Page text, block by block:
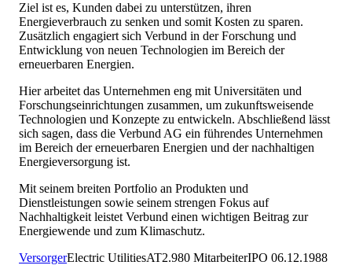
Ziel ist es, Kunden dabei zu unterstützen, ihren
Energieverbrauch zu senken und somit Kosten zu sparen.
Zusätzlich engagiert sich Verbund in der Forschung und
Entwicklung von neuen Technologien im Bereich der
erneuerbaren Energien.
Hier arbeitet das Unternehmen eng mit Universitäten und
Forschungseinrichtungen zusammen, um zukunftsweisende
Technologien und Konzepte zu entwickeln. Abschließend lässt
sich sagen, dass die Verbund AG ein führendes Unternehmen
im Bereich der erneuerbaren Energien und der nachhaltigen
Energieversorgung ist.
Mit seinem breiten Portfolio an Produkten und
Dienstleistungen sowie seinem strengen Fokus auf
Nachhaltigkeit leistet Verbund einen wichtigen Beitrag zur
Energiewende und zum Klimaschutz.
VersorgerElectric UtilitiesAT2.980 MitarbeiterIPO 06.12.1988